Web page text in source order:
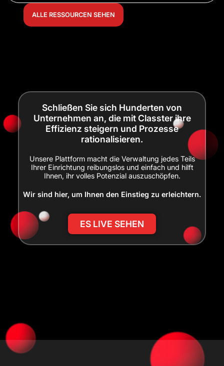
ALLE RESSOURCEN SEHEN
Schließen Sie sich Hunderten von
Unternehmen an, die mit Classter ihre
Effizienz steigern und Prozesse
rationalisieren.
Unsere Plattform macht die Verwaltung jedes Teils
Ihrer Einrichtung reibungslos und einfach und hilft
Ihnen, ihr volles Potenzial auszuschöpfen.
Wir sind hier, um Ihnen den Einstieg zu erleichtern.
ES LIVE SEHEN